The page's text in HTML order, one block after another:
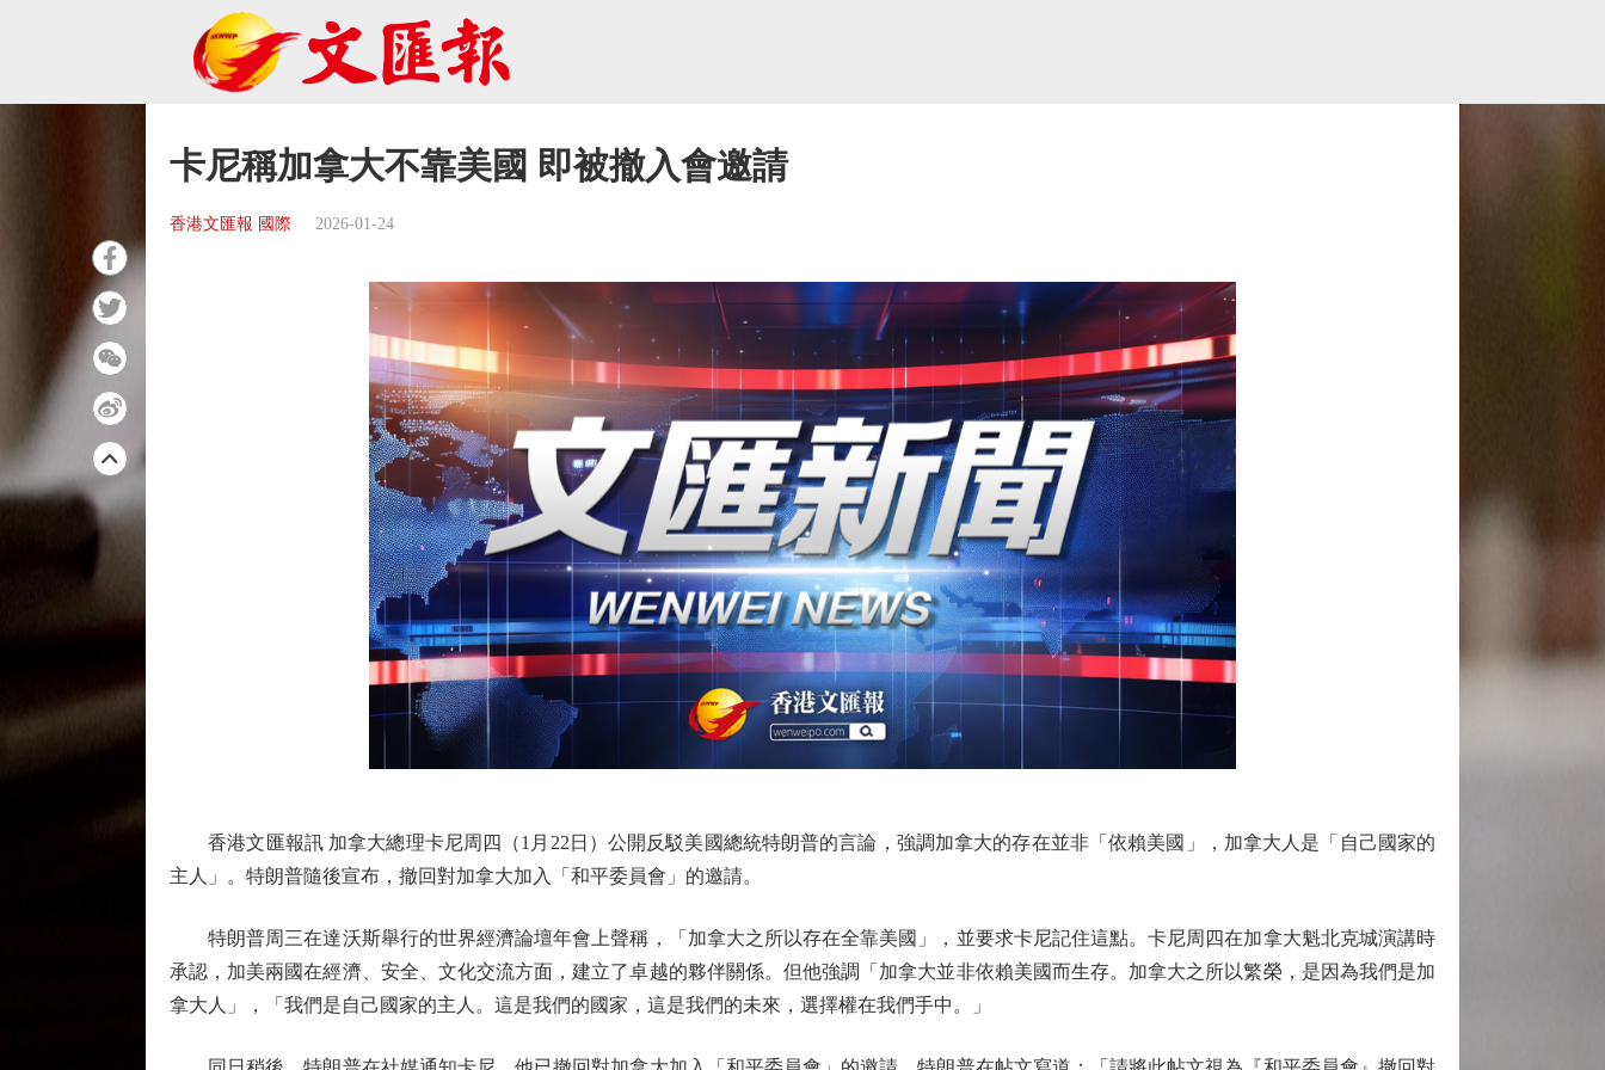
卡尼稱加拿大不靠美國 即被撤入會邀請
香港文匯報 國際 2026-01-24
香港文匯報訊 加拿大總理卡尼周四（1月22日）公開反駁美國總統特朗普的言論，強調加拿大的存在並非「依賴美國」，加拿大人是「自己國家的
主人」。特朗普隨後宣布，撤回對加拿大加入「和平委員會」的邀請。
特朗普周三在達沃斯舉行的世界經濟論壇年會上聲稱，「加拿大之所以存在全靠美國」，並要求卡尼記住這點。卡尼周四在加拿大魁北克城演講時
承認，加美兩國在經濟、安全、文化交流方面，建立了卓越的夥伴關係。但他強調「加拿大並非依賴美國而生存。加拿大之所以繁榮，是因為我們是加
拿大人」，「我們是自己國家的主人。這是我們的國家，這是我們的未來，選擇權在我們手中。」